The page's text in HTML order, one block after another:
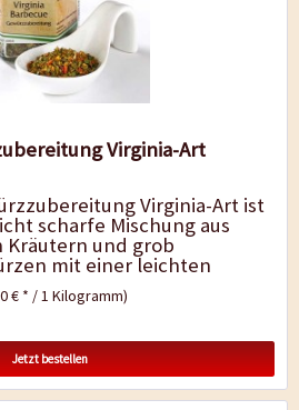
Virginia-Art
Virginia-Art ist
scharfe Mischung aus
und grob
mit einer leichten
sich zum Würzen...
€ * / 1 Kilogramm)
Jetzt bestellen